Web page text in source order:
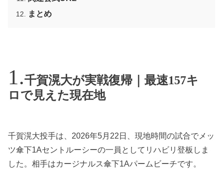
まとめ
千賀滉大が実戦復帰｜最速157キ
ロで見えた現在地
千賀滉大投手は、2026年5月22日、現地時間の試合でメッ
ツ傘下1Aセントルーシーの一員としてリハビリ登板しま
した。相手はカージナルス傘下1Aパームビーチです。